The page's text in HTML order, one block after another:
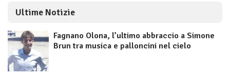
Ultime Notizie
Fagnano Olona, l’ultimo abbraccio a Simone
Brun tra musica e palloncini nel cielo